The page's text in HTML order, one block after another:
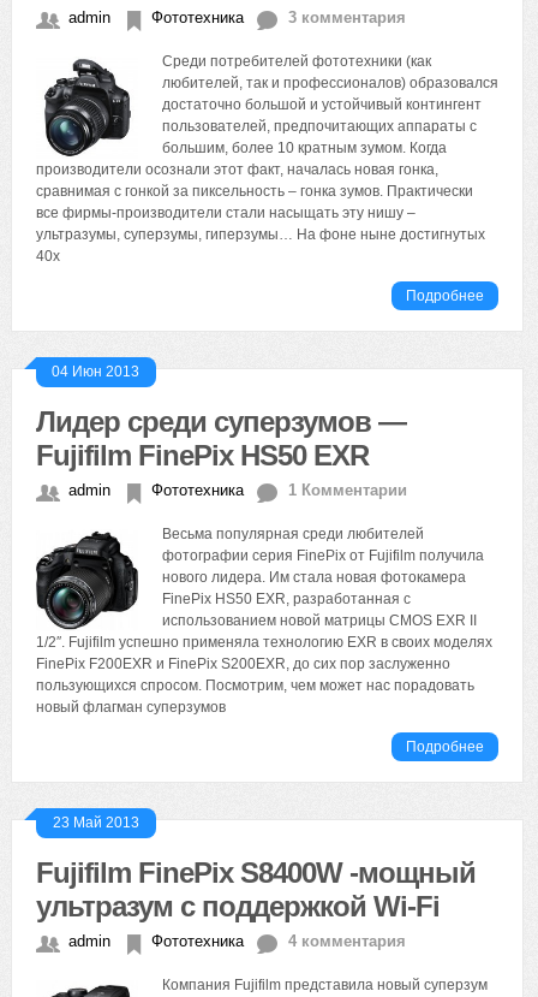
admin Фототехника 3 комментария
Среди потребителей фототехники (как
любителей, так и профессионалов) образовался
достаточно большой и устойчивый контингент
пользователей, предпочитающих аппараты с
большим, более 10 кратным зумом. Когда
производители осознали этот факт, началась новая гонка,
сравнимая с гонкой за пиксельность – гонка зумов. Практически
все фирмы-производители стали насыщать эту нишу –
ультразумы, суперзумы, гиперзумы… На фоне ныне достигнутых
40х
Подробнее
04 Июн 2013
Лидер среди суперзумов —
Fujifilm FinePix HS50 EXR
admin Фототехника 1 Комментарии
Весьма популярная среди любителей
фотографии серия FinePix от Fujifilm получила
нового лидера. Им стала новая фотокамера
FinePix HS50 EXR, разработанная с
использованием новой матрицы CMOS EXR II
1/2″. Fujifilm успешно применяла технологию EXR в своих моделях
FinePix F200EXR и FinePix S200EXR, до сих пор заслуженно
пользующихся спросом. Посмотрим, чем может нас порадовать
новый флагман суперзумов
Подробнее
23 Май 2013
Fujifilm FinePix S8400W -мощный
ультразум с поддержкой Wi-Fi
admin Фототехника 4 комментария
Компания Fujifilm представила новый суперзум